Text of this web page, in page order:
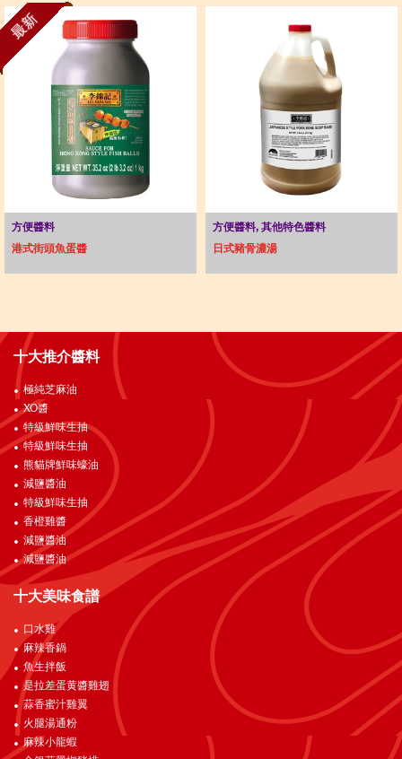
最新
方便醬料
港式街頭魚蛋醬
方便醬料, 其他特色醬料
日式豬骨濃湯
十大推介醬料
極純芝麻油
XO醬
特級鮮味生抽
特級鮮味生抽
熊貓牌鮮味蠔油
減鹽醬油
特級鮮味生抽
香橙雞醬
減鹽醬油
減鹽醬油
十大美味食譜
口水雞
麻辣香鍋
魚生拌飯
是拉差蛋黄醬雞翅
蒜香蜜汁雞翼
火腿湯通粉
麻辣小龍蝦